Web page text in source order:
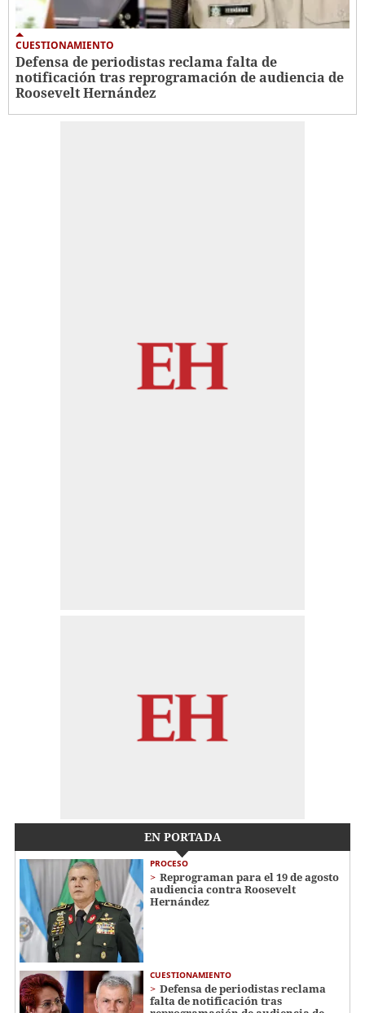
CUESTIONAMIENTO
Defensa de periodistas reclama falta de
notificación tras reprogramación de audiencia de
Roosevelt Hernández
EN PORTADA
PROCESO
Reprograman para el 19 de agosto
audiencia contra Roosevelt
Hernández
CUESTIONAMIENTO
Defensa de periodistas reclama
falta de notificación tras